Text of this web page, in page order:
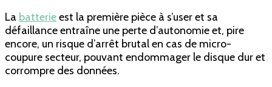
La batterieest la première pièce à s’user et sa
défaillance entraîne une perte d’autonomie et, pire
encore, un risque d’arrêt brutal en cas de micro-
coupure secteur, pouvant endommager le disque dur et
corrompre des données.